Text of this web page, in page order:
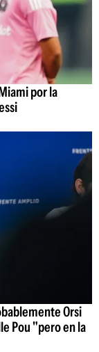
por la
Orsi
Pou "pero en la